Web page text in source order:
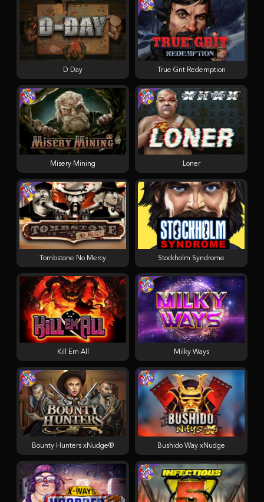
Kill Em All
Stockholm Syndrome
Loner
Tombstone No Mercy
Bounty Hunters xNudge®
Milky Ways
Misery Mining
True Grit Redemption
Bushido Way xNudge
D Day